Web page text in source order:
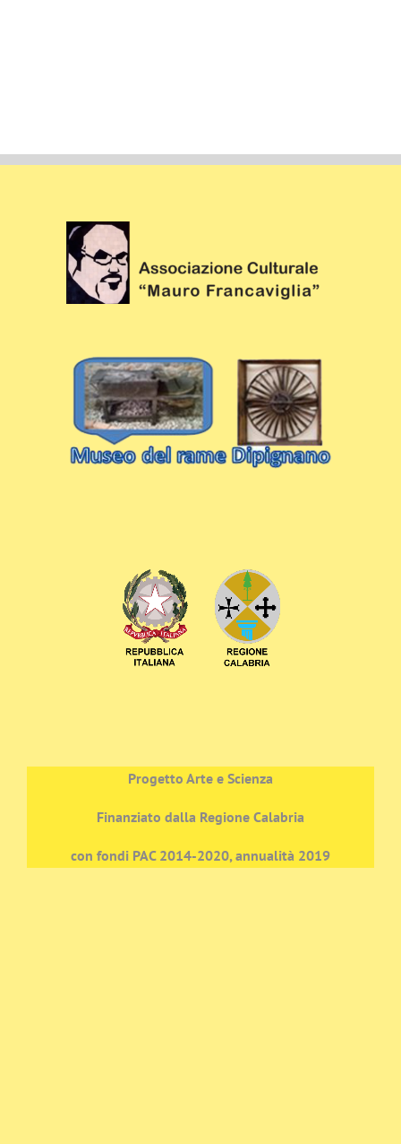
Progetto Arte e Scienza
Finanziato dalla Regione Calabria
con fondi PAC 2014-2020, annualità 2019